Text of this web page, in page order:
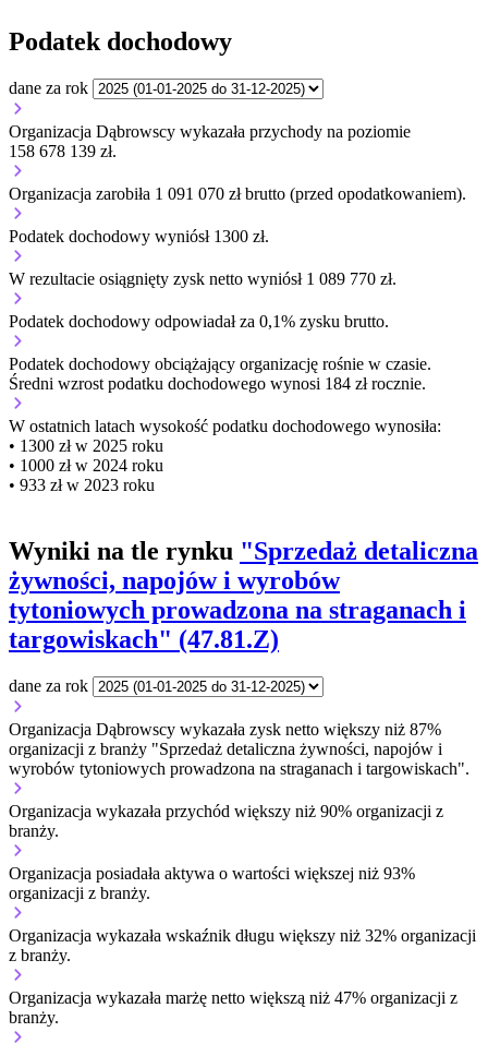
Podatek dochodowy
dane za rok
Organizacja Dąbrowscy wykazała przychody na poziomie
158 678 139 zł.
Organizacja zarobiła 1 091 070 zł brutto (przed opodatkowaniem).
Podatek dochodowy wyniósł 1300 zł.
W rezultacie osiągnięty zysk netto wyniósł 1 089 770 zł.
Podatek dochodowy odpowiadał za 0,1% zysku brutto.
Podatek dochodowy obciążający organizację rośnie w czasie.
Średni wzrost podatku dochodowego wynosi 184 zł rocznie.
W ostatnich latach wysokość podatku dochodowego wynosiła:
• 1300 zł w 2025 roku
• 1000 zł w 2024 roku
• 933 zł w 2023 roku
Wyniki na tle rynku "Sprzedaż detaliczna
żywności, napojów i wyrobów
tytoniowych prowadzona na straganach i
targowiskach" (47.81.Z)
dane za rok
Organizacja Dąbrowscy wykazała zysk netto większy niż 87%
organizacji z branży "Sprzedaż detaliczna żywności, napojów i
wyrobów tytoniowych prowadzona na straganach i targowiskach".
Organizacja wykazała przychód większy niż 90% organizacji z
branży.
Organizacja posiadała aktywa o wartości większej niż 93%
organizacji z branży.
Organizacja wykazała wskaźnik długu większy niż 32% organizacji
z branży.
Organizacja wykazała marżę netto większą niż 47% organizacji z
branży.